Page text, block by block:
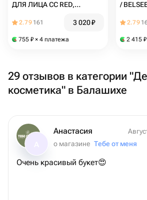
ДЛЯ ЛИЦА CC RED,
2.79 161 3 020₽
755 ₽ × 4 платежа
/
2.79
2 415 ₽
29 отзывов в категории
косметика" в Балашихе
Анастасия
о магазине Тебе от меня
Очень красивый букет😍